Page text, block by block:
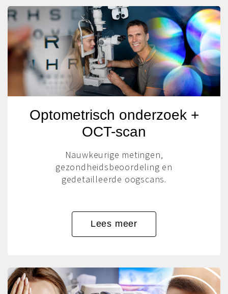
Optometrisch onderzoek +
OCT-scan
Nauwkeurige metingen,
gezondheidsbeoordeling en
gedetailleerde oogscans.
Lees meer